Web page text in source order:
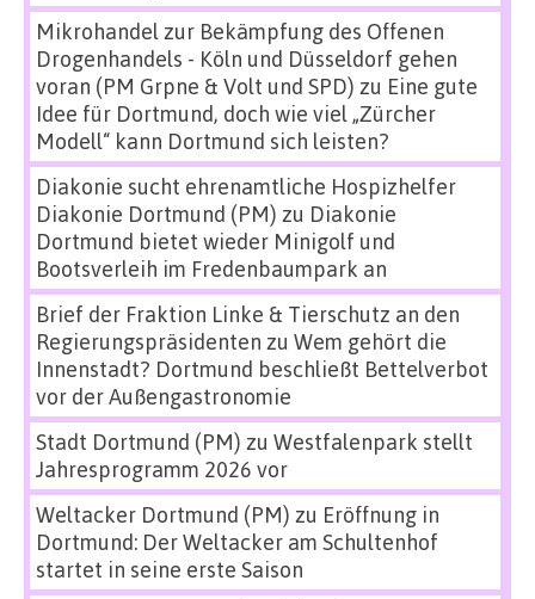
Mikrohandel zur Bekämpfung des Offenen
Drogenhandels - Köln und Düsseldorf gehen
voran (PM Grpne & Volt und SPD) zu Eine gute
Idee für Dortmund, doch wie viel „Zürcher
Modell“ kann Dortmund sich leisten?
Diakonie sucht ehrenamtliche Hospizhelfer
Diakonie Dortmund (PM) zu Diakonie
Dortmund bietet wieder Minigolf und
Bootsverleih im Fredenbaumpark an
Brief der Fraktion Linke & Tierschutz an den
Regierungspräsidenten zu Wem gehört die
Innenstadt? Dortmund beschließt Bettelverbot
vor der Außengastronomie
Stadt Dortmund (PM) zu Westfalenpark stellt
Jahresprogramm 2026 vor
Weltacker Dortmund (PM) zu Eröffnung in
Dortmund: Der Weltacker am Schultenhof
startet in seine erste Saison